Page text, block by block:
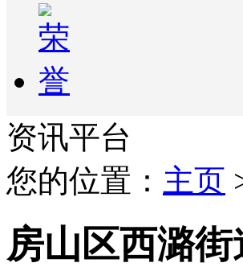
资讯平台
您的位置： 主页
房山区西潞